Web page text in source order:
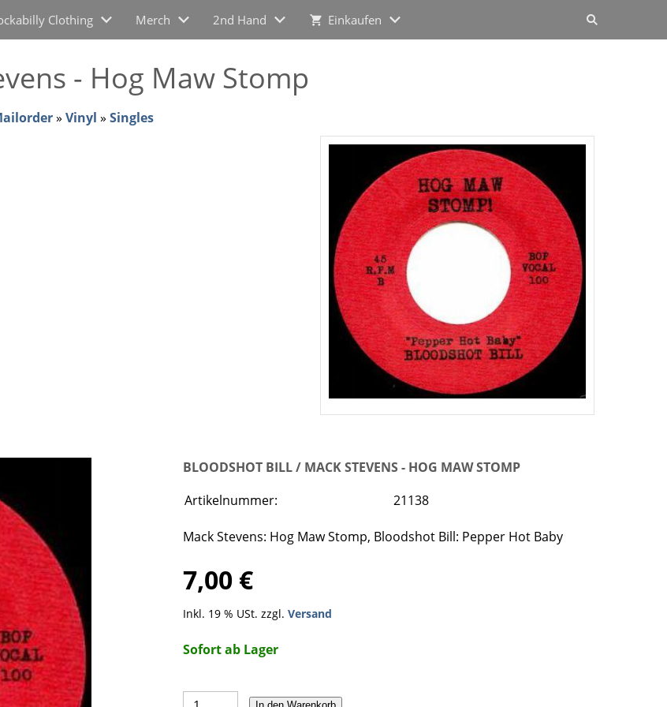
Clothing Merch 2nd Hand Einkaufen
- Hog Maw Stomp
» Vinyl » Singles
BLOODSHOT BILL / MACK STEVENS - HOG MAW STOMP
Artikelnummer:
21138
Mack Stevens: Hog Maw Stomp, Bloodshot Bill: Pepper Hot Baby
7,00 €
Inkl. 19 % USt. zzgl. Versand
Sofort ab Lager